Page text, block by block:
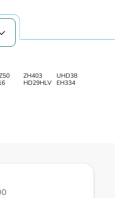
ZH403
UHD38
HD29HLV
EH334